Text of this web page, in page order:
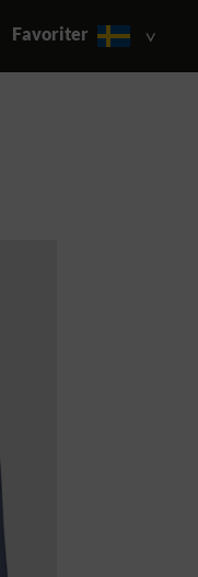
Favoriter